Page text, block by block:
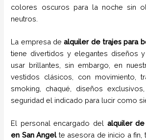
colores oscuros para la noche sin
neutros.
La empresa dealquiler de trajes para
tiene divertidos y elegantes diseños y
usar brillantes, sin embargo, en
vestidos clásicos, con movimiento,
smoking, chaqué, diseños
seguridad el indicado para lucir como
El personal encargado del alquiler
en San Angelte asesora de inicio a fin,